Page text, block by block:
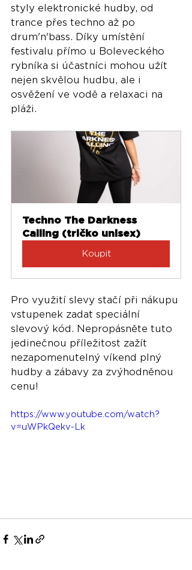
styly elektronické hudby, od
trance přes techno až po
drum'n'bass. Díky umístění
festivalu přímo u Boleveckého
rybníka si účastníci mohou užít
nejen skvělou hudbu, ale i
osvěžení ve vodě a relaxaci na
pláži.
Techno The Darkness
Calling (tričko unisex)
Koupit
Pro využití slevy stačí při nákupu
vstupenek zadat speciální
slevový kód. Nepropásněte tuto
jedinečnou příležitost zažít
nezapomenutelný víkend plný
hudby a zábavy za zvýhodněnou
cenu!
https://www.youtube.com/watch?
v=uWPkQekv-Lk